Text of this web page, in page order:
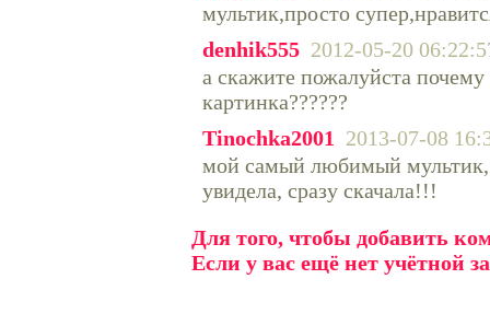
мультик,просто
denhik555 2012-05-20
а скажите пожалуйста почему
картинка??????
Tinochka2001
2013-07-08
мой самый любимый мультик,
увидела, сразу скачала!!!
Для того, чтобы добавить
Если у вас ещё нет учётной